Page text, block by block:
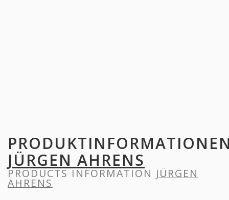
JÜRGEN AHRENS
PRODUCTS INFORMATION JÜRGEN
AHRENS